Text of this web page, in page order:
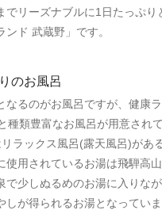
でリーズナブルに1日たっぷり
ド 武蔵野」です。
のお風呂
なるのがお風呂ですが、健康
種類豊富なお風呂が用意され
ラックス風呂(露天風呂)があ
使用されているお湯は飛騨高
で少しぬるめのお湯に入りな
しが得られるお湯となってい